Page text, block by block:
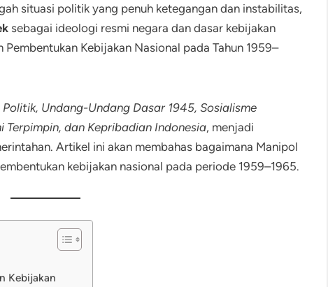
situasi politik yang penuh ketegangan dan instabilitas,
sebagai ideologi resmi negara dan dasar kebijakan
Kebijakan Nasional pada Tahun 1959–
Undang-Undang Dasar 1945, Sosialisme
Terpimpin, dan Kepribadian Indonesia, menjadi
Artikel ini akan membahas bagaimana Manipol
kebijakan nasional pada periode 1959–1965.
Kebijakan